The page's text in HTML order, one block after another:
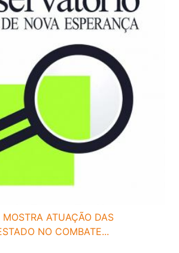
ATUAÇÃO DAS
NO COMBATE...